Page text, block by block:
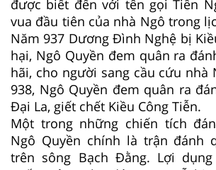
được biết đến với tên gọi Tiền
vua đầu tiên của nhà Ngô trong
Năm 937 Dương Đình Nghệ bị
hại, Ngô Quyền đem quân ra
hãi, cho người sang cầu cứu nhà
938, Ngô Quyền đem quân ra
Đại La, giết chết Kiều Công Tiễn.
Một trong những chiến tích
Ngô Quyền chính là trận đánh
trên sông Bạch Đằng. Lợi